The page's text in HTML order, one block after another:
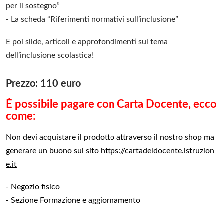
per il sostegno”
- La scheda “Riferimenti normativi sull’inclusione”
E poi slide, articoli e approfondimenti sul tema
dell’inclusione scolastica!
Prezzo: 110 euro
È possibile pagare con Carta Docente, ecco
come:
Non devi acquistare il prodotto attraverso il nostro shop ma
generare un buono sul sito https://cartadeldocente.istruzion
e.it
- Negozio fisico
- Sezione Formazione e aggiornamento